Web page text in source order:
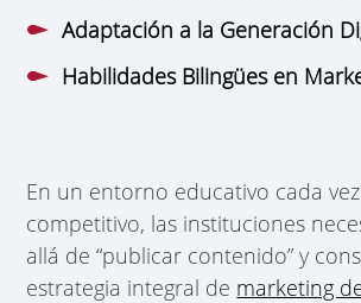
Adaptación a la Generación
Habilidades Bilingües en
En un entorno educativo cada
competitivo, las instituciones
allá de “publicar contenido” y
estrategia integral de marketing